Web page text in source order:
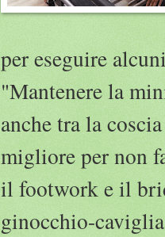
per eseguire
"Mantenere la
anche tra la
migliore per non
il footwork e il
ginocchio-